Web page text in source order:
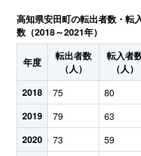
高知県安田町の転出者数・転
数（2018～2021年）
年度
転出者数
（人）
転入者
（人）
2018
75 80
2019
79 63
2020
73 59